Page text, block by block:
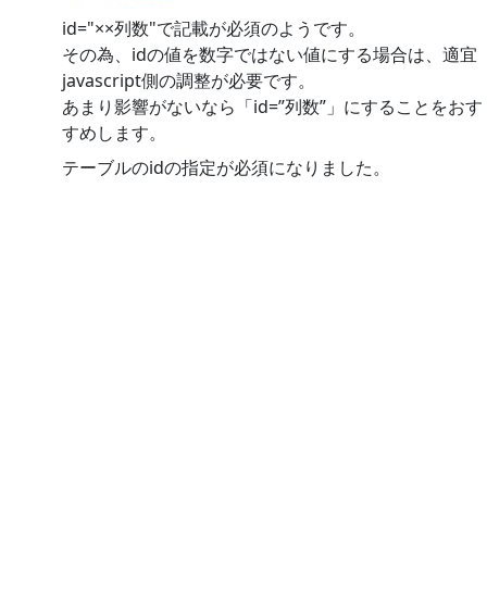
id="××列数"で記載が必須のようです。
その為、idの値を数字ではない値にする場合は、適宜
javascript側の調整が必要です。
あまり影響がないなら「id=”列数”」にすることをおす
すめします。
テーブルのidの指定が必須になりました。